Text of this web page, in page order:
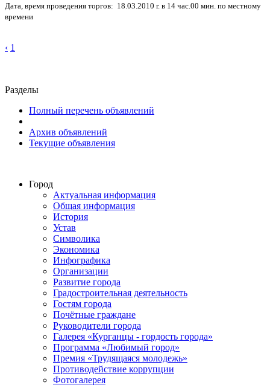
Дата, время проведения торгов: 18.03.2010 г. в 14 час.00 мин. по местному
времени
‹ 1
Разделы
Полный перечень объявлений
Архив объявлений
Текущие объявления
Город
Актуальная информация
Общая информация
История
Устав
Символика
Экономика
Инфографика
Организации
Развитие города
Градостроительная деятельность
Гостям города
Почётные граждане
Руководители города
Галерея «Курганцы - гордость города»
Программа «Любимый город»
Премия «Трудящаяся молодежь»
Противодействие коррупции
Фотогалерея